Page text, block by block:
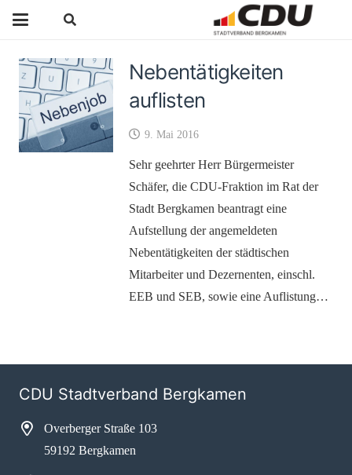
Nebentätigkeiten
auflisten
9. Mai 2016
Sehr geehrter Herr Bürgermeister
Schäfer, die CDU-Fraktion im Rat der
Stadt Bergkamen beantragt eine
Aufstellung der angemeldeten
Nebentätigkeiten der städtischen
Mitarbeiter und Dezernenten, einschl.
EEB und SEB, sowie eine Auflistung…
CDU Stadtverband Bergkamen
Overberger Straße 103
59192 Bergkamen